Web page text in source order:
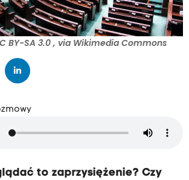
BY-SA 3.0, via Wikimedia Commons
to zaprzysiężenie? Czy